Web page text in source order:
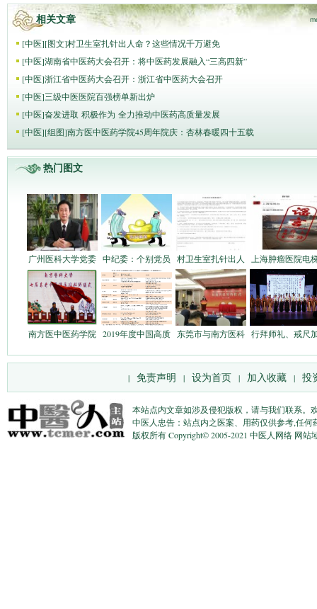
相关文章
[中医][图文]村卫生室扎针出人命？这些情况千万避免
[中医]湖南省中医药大会召开：将中医药发展融入“三高四新”
[中医]浙江省中医药大会召开：浙江省中医药大会召开
[中医]三级中医医院百强榜单新出炉
[中医]奋发进取 积极作为 全力推动中医药高质量发展
[中医][组图]南方医中医药学院45周年院庆：杏林春暖四十五载
热门图文
广州医科大学党委 中纪委：个别党员 村卫生室扎针出人 上海肿瘤医院电
南方医中医药学院 2019年度中国高质 东莞市与南方医科 行拜师礼、戒尺
| 免责声明 | 设为首页 | 加入收藏 | 投
本站点内文章如涉及侵犯版权，请与我们联系。
中医人忠告：站点内之医案、用药仅供参考,任
版权所有 Copyright© 2005-2021 中医人网络 网站